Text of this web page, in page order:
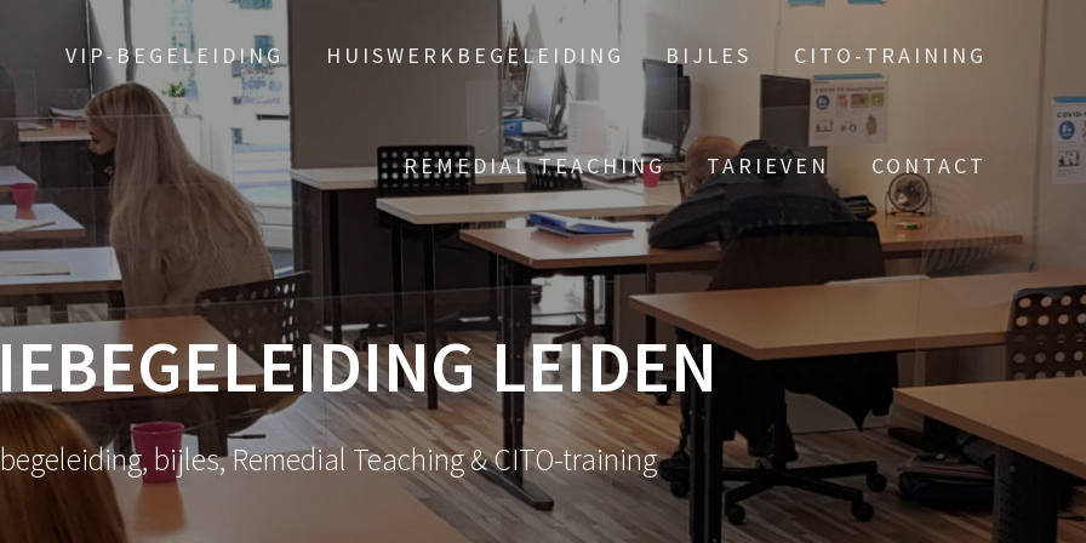
VIP-BEGELEIDING HUISWERKBEGELEIDING BIJLES CITO-TRAINING
REMEDIAL TEACHING TARIEVEN CONTACT
LEIDEN
bijles, Remedial Teaching & CITO-training